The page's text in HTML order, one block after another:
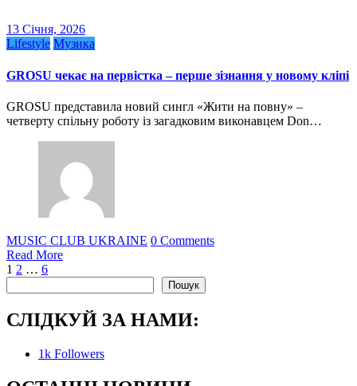
13 Січня, 2026
Lifestyle Музика
GROSU чекає на первістка – перше зізнання у новому кліпі
GROSU представила новий сингл «Жити на повну» –
четверту спільну роботу із загадковим виконавцем Don…
MUSIC CLUB UKRAINE 0 Comments
Read More
Пагінація
записів
1 2 … 6
Пошук
СЛІДКУЙ ЗА НАМИ:
1k Followers